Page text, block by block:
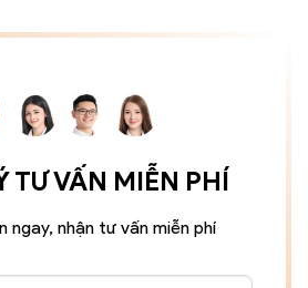
TƯ VẤN MIỄN PHÍ
ngay, nhận tư vấn miễn phí